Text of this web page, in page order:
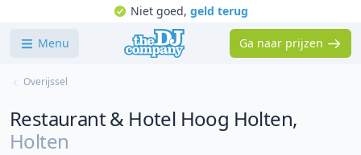
Niet goed, geld terug
Menu Ga naar prijzen
Overijssel
Restaurant & Hotel Hoog Holten,
Holten